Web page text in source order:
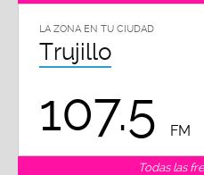
LA ZONA EN TU CIUDAD
Trujillo
107.5 FM
Todas las